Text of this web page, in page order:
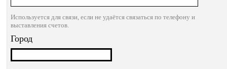
Используется для связи, если не удаётся связаться по телефону и
выставления счетов.
Город